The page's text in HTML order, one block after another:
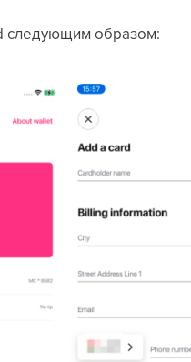
следующим образом: